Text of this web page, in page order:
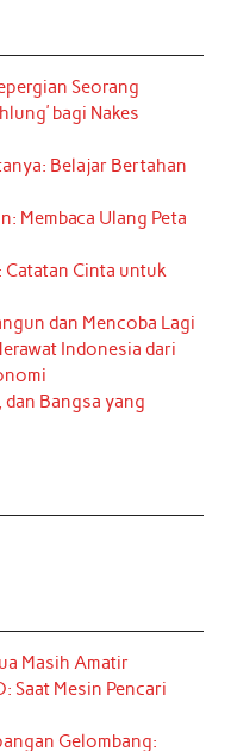
Seorang
bagi Nakes
Belajar Bertahan
Membaca Ulang Peta
Catatan Cinta untuk
dan Mencoba Lagi
Indonesia dari
Bangsa yang
Masih Amatir
Saat Mesin Pencari
Gelombang: